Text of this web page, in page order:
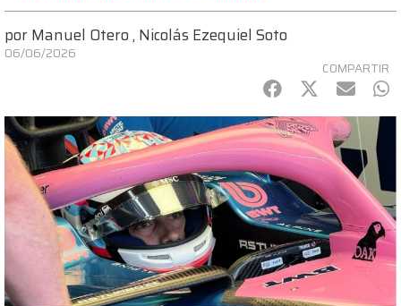
por Manuel Otero, Nicolás Ezequiel Soto
06/06/2026
COMPARTIR
Facebook
Twitter
mail